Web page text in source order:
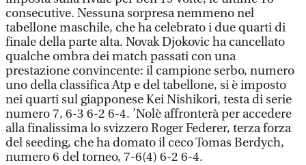
consecutive. Nessuna sorpresa nemmeno nel
tabellone maschile, che ha celebrato i due quarti di
finale della parte alta. Novak Djokovic ha cancellato
qualche ombra dei match passati con una
prestazione convincente: il campione serbo, numero
uno della classifica Atp e del tabellone, si è imposto
nei quarti sul giapponese Kei Nishikori, testa di serie
numero 7, 6-3 6-2 6-4. ’Nolè affronterà per accedere
alla finalissima lo svizzero Roger Federer, terza forza
del seeding, che ha domato il ceco Tomas Berdych,
numero 6 del torneo, 7-6(4) 6-2 6-4.